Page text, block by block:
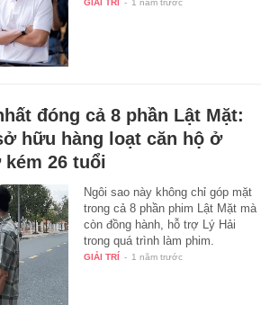
GIẢI TRÍ - 1 năm trước
đóng cả 8 phần Lật Mặt:
hữu hàng loạt căn hộ ở
kém 26 tuổi
Ngôi sao này không chỉ góp mặt
trong cả 8 phần phim Lật Mặt mà
còn đồng hành, hỗ trợ Lý Hải
trong quá trình làm phim.
GIẢI TRÍ - 1 năm trước